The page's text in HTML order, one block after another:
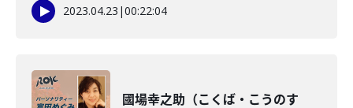
2023.04.23 |00:22:04
國場幸之助（こくば・こうのす